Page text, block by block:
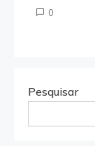
0
Pesquisar